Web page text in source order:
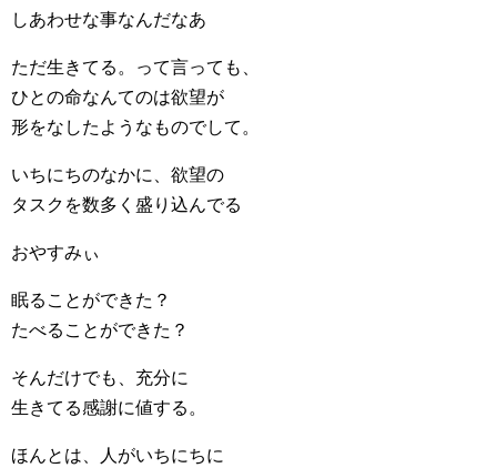
しあわせな事なんだなあ
ただ生きてる。って言っても、
ひとの命なんてのは欲望が
形をなしたようなものでして。
いちにちのなかに、欲望の
タスクを数多く盛り込んでる
おやすみぃ
眠ることができた？
たべることができた？
そんだけでも、充分に
生きてる感謝に値する。
ほんとは、人がいちにちに